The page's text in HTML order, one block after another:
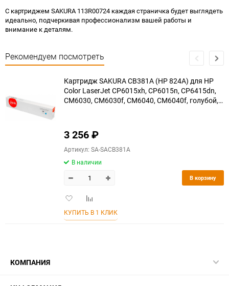
С картриджем SAKURA 113R00724 каждая страничка будет выглядеть
идеально, подчеркивая профессионализм вашей работы и
внимание к деталям.
Рекомендуем посмотреть
Картридж SAKURA CB381A (HP 824A) для HP
Color LaserJet CP6015xh, CP6015n, CP6415dn,
CM6030, CM6030f, CM6040, CM6040f, голубой,
3 256₽
Артикул: SA-SACB381A
В наличии
Добавить
избранное
Добавить
сравнению
В корзину
КУПИТЬ В 1 КЛИК
КОМПАНИЯ